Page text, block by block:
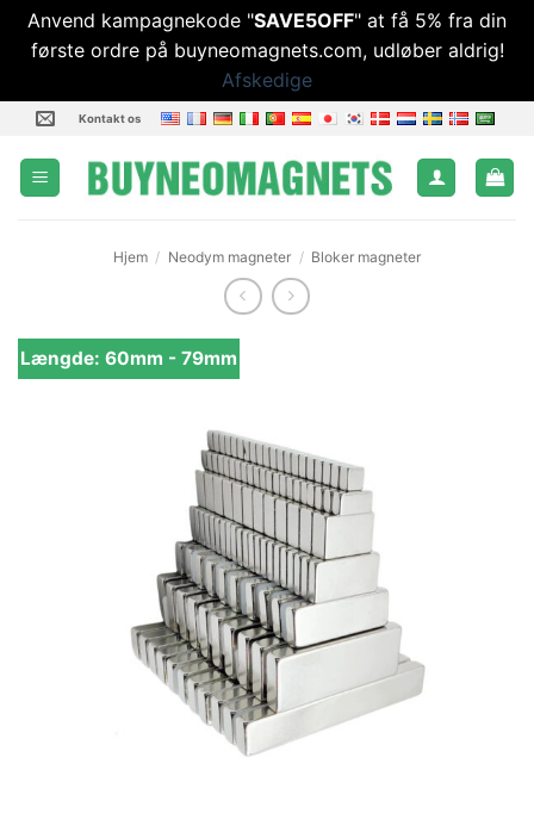
Anvend kampagnekode "SAVE5OFF" at få 5% fra din
første ordre på buyneomagnets.com, udløber aldrig!
Afskedige
Fortsæt
indhold
Kontakt os
Hjem / Neodym magneter / Bloker magneter
Længde: 60mm - 79mm